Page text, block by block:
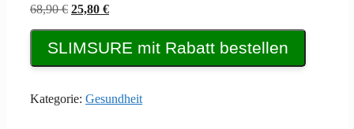
68,90€ Ursprünglicher
68,90 €
25,80 €Aktueller
25,80 €.
SLIMSURE mit Rabatt bestellen
Kategorie: Gesundheit